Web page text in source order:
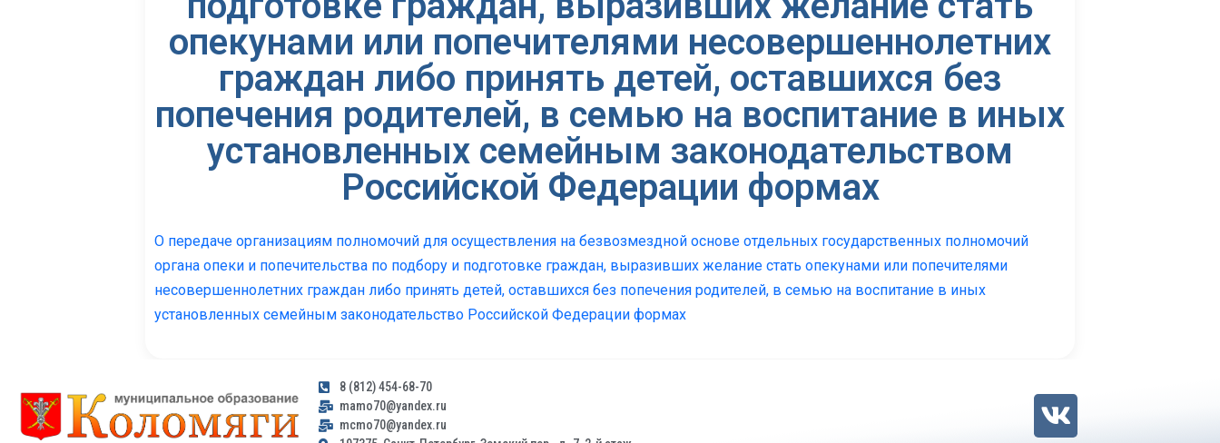
опекунами или попечителями несовершеннолетних
граждан либо принять детей, оставшихся без
попечения родителей, в семью на воспитание в иных
установленных семейным законодательством
Российской Федерации формах
О передаче организациям полномочий для осуществления на безвозмездной основе отдельных государственных полномочий
органа опеки и попечительства по подбору и подготовке граждан, выразивших желание стать опекунами или попечителями
несовершеннолетних граждан либо принять детей, оставшихся без попечения родителей, в семью на воспитание в иных
установленных семейным законодательство Российской Федерации формах
8 (812) 454-68-70
mamo70@yandex.ru
mcmo70@yandex.ru